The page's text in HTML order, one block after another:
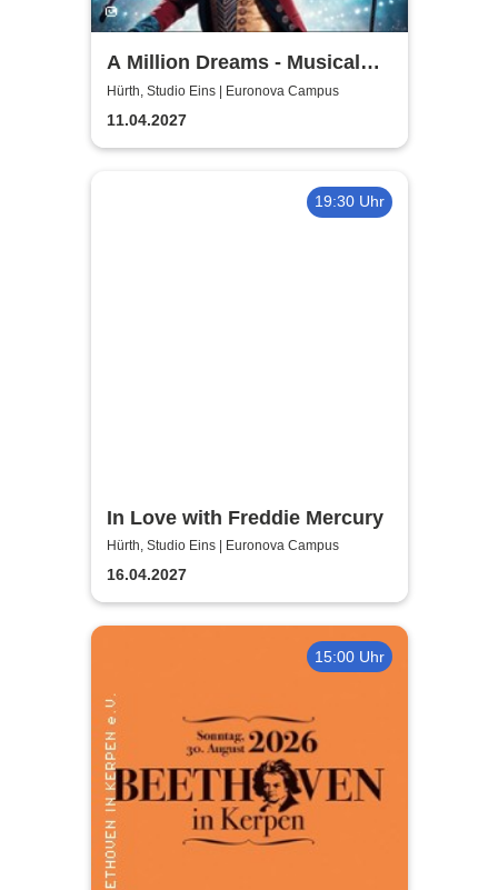
A Million Dreams - Musical
Circus Show
Hürth, Studio Eins | Euronova Campus
11.04.2027
19:30 Uhr
In Love with Freddie Mercury
Hürth, Studio Eins | Euronova Campus
16.04.2027
15:00 Uhr